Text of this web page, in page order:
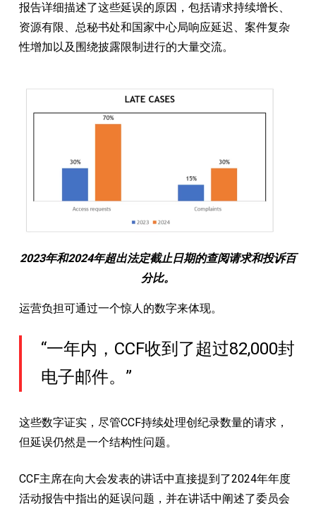
报告详细描述了这些延误的原因，包括请求持续增长、
资源有限、总秘书处和国家中心局响应延迟、案件复杂
性增加以及围绕披露限制进行的大量交流。
2023年和2024年超出法定截止日期的查阅请求和投诉百
分比。
运营负担可通过一个惊人的数字来体现。
“一年内，CCF收到了超过82,000封
电子邮件。”
这些数字证实，尽管CCF持续处理创纪录数量的请求，
但延误仍然是一个结构性问题。
CCF主席在向大会发表的讲话中直接提到了2024年年度
活动报告中指出的延误问题，并在讲话中阐述了委员会